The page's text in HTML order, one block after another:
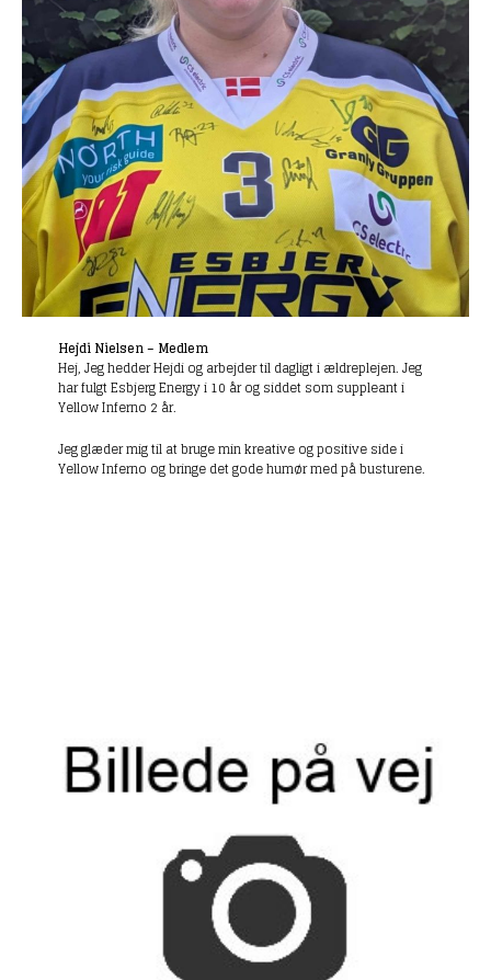
Hejdi Nielsen – Medlem
Hej, Jeg hedder Hejdi og arbejder til dagligt i ældreplejen. Jeg
har fulgt Esbjerg Energy i 10 år og siddet som suppleant i
Yellow Inferno 2 år.
Jeg glæder mig til at bruge min kreative og positive side i
Yellow Inferno og bringe det gode humør med på busturene.